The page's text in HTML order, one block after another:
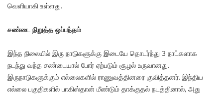
வெளியாகி உள்ளது.
சண்டை நிறுத்த ஒப்பந்தம்
இந்த நிலையில் இரு நாடுகளுக்கு இடையே தொடர்ந்து 3 நாட்களாக
நடந்து வந்த சண்டையால் போர் ஏற்படும் சூழல் உருவானது.
இருநாடுகளுக்கும் எல்லைகளில் ராணுவத்தினரை குவித்தனர். இந்திய
எல்லை பகுதிகளில் பாகிஸ்தான் மீண்டும் தாக்குதல் நடத்தினால், அது